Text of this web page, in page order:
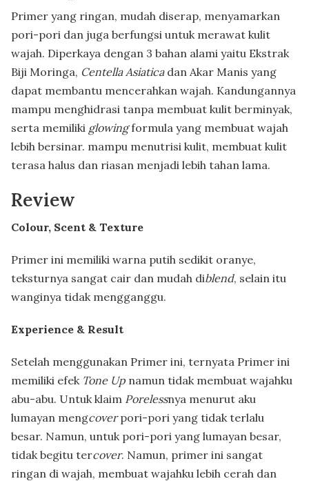
Primer yang ringan, mudah diserap, menyamarkan
pori-pori dan juga berfungsi untuk merawat kulit
wajah. Diperkaya dengan 3 bahan alami yaitu Ekstrak
Biji Moringa, Centella Asiaticadan Akar Manis yang
dapat membantu mencerahkan wajah. Kandungannya
mampu menghidrasi tanpa membuat kulit berminyak,
serta memiliki glowingformula yang membuat wajah
lebih bersinar. mampu menutrisi kulit, membuat kulit
terasa halus dan riasan menjadi lebih tahan lama.
Review
Colour, Scent & Texture
Primer ini memiliki warna putih sedikit oranye,
teksturnya sangat cair dan mudah diblend, selain itu
wanginya tidak mengganggu.
Experience & Result
Setelah menggunakan Primer ini, ternyata Primer ini
memiliki efek Tone Up namun tidak membuat wajahku
abu-abu. Untuk klaim Porelessnya menurut aku
lumayan mengcoverpori-pori yang tidak terlalu
besar. Namun, untuk pori-pori yang lumayan besar,
tidak begitu tercover. Namun, primer ini sangat
ringan di wajah, membuat wajahku lebih cerah dan